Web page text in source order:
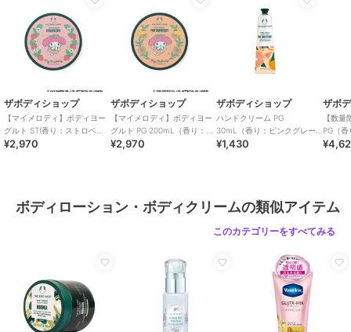
ボディローショ
ン・ボディクリーム
性別タイプ
レディース
ボディケア ／
レディース
ボディケア ／ ボディローショ
ン・ボディクリーム
カラー **
ル、ＢＧ、香料、ジステアリン酸
ポリグリセリル－３、フェノキシ
脂、カプリリルグリコール、水酸
化Ｎａ、クエン酸ステアリン酸グ
リセリル、ワサビノキ種子油、ヒ
アルロン酸Ｎａ、アーモンドエキ
ス、ベンジルアルコール、黄４、
ザボディショップ
【マイメロディ】ボディヨー
グルト ST(香り：ストロベリ
ー) 200mL
¥2,970
ザボディショップ
【マイメロディ】ボディヨー
グルト PG 200mL（香り：ピ
ンクグレープフルーツ）
¥2,970
ザボディショップ
ハンドクリーム PG
30mL（香り：ピンクグレー
プフルーツ）
¥1,430
ザボ
【数
PG（
ルーツ
ボディローション・ボディクリームの類似アイテム
このカテゴリーをすべてみる